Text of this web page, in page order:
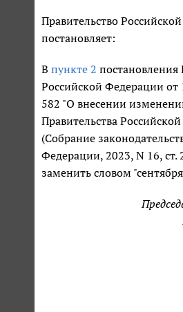
Правительство
постановляет:
В пункте 2 постановления
Российской Федерации от
582 "О внесении
Правительства
(Собрание
Федерации, 2023, N 16, ст.
заменить словом